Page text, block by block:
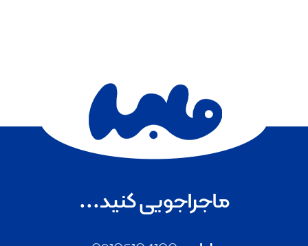
ماجراجویی کنید...